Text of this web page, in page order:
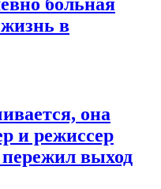
больная
в
она
и режиссер
выход